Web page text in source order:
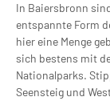
In Baiersbronn
entspannte Form
hier eine Menge
sich bestens mit
Nationalparks.
Seensteig und